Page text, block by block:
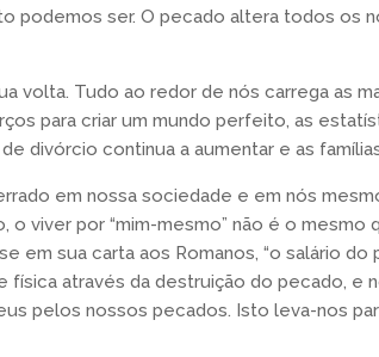
podemos ser. O pecado altera todos os
volta. Tudo ao redor de nós carrega as
para criar um mundo perfeito, as
divórcio continua a aumentar e as
em nossa sociedade e em nós
o viver por “mim-mesmo” não é o mesmo
em sua carta aos Romanos, “o salário do
física através da destruição do pecado, e
pelos nossos pecados. Isto leva-nos